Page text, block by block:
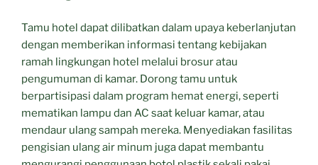
Tamu hotel dapat dilibatkan dalam upaya keberlanjutan
dengan memberikan informasi tentang kebijakan
ramah lingkungan hotel melalui brosur atau
pengumuman di kamar. Dorong tamu untuk
berpartisipasi dalam program hemat energi, seperti
mematikan lampu dan AC saat keluar kamar, atau
mendaur ulang sampah mereka. Menyediakan fasilitas
pengisian ulang air minum juga dapat membantu